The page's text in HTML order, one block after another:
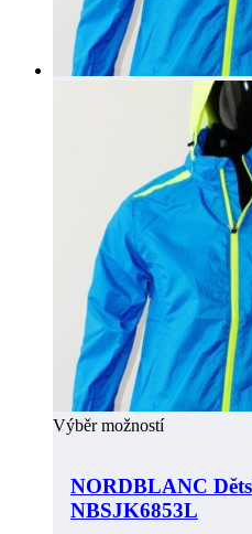
Výběr možností
NORDBLANC
NBSJK6853L